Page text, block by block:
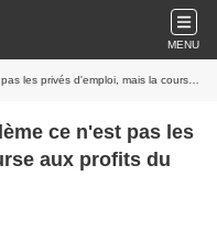
MENU
mais la course aux profits du capital ! (PCF)
ce n'est pas les
aux profits du